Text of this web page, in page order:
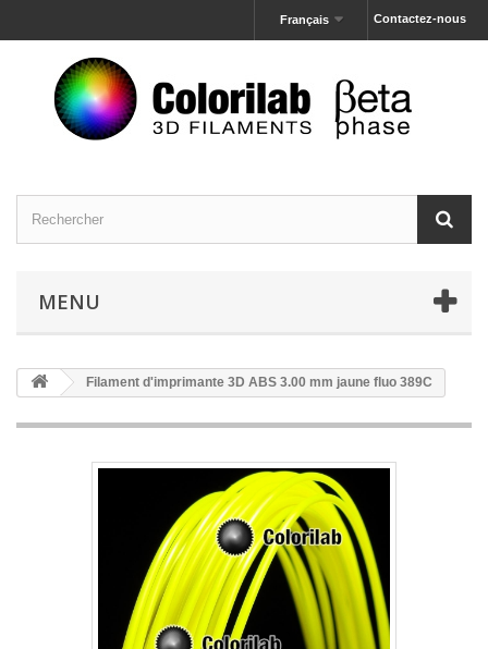
Contactez-nous
Français
MENU
Filament d'imprimante 3D ABS 3.00 mm jaune fluo 389C